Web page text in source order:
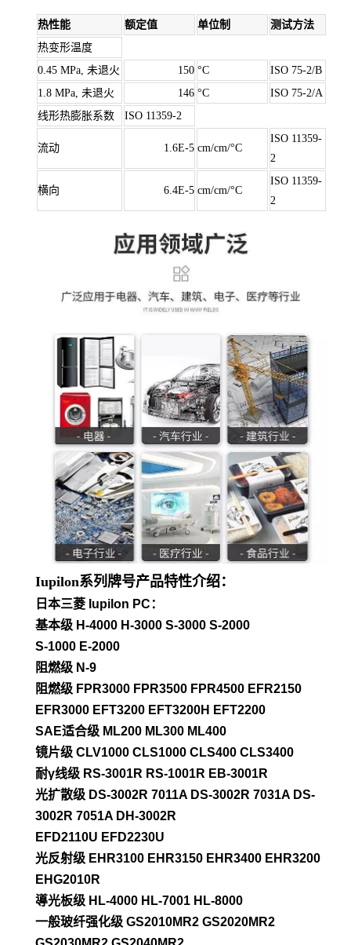
热性能 额定值 单位制
测试方法
热变形温度
0.45 MPa, 未退火
150 °C
ISO 75-2/B
1.8 MPa, 未退火
146 °C
ISO 75-2/A
线形热膨胀系数
ISO 11359-2
流动 1.6E-5 cm/cm/°C
ISO 11359-
2
横向 6.4E-5 cm/cm/°C
ISO 11359-
2
Iupilon系列牌号产品特性介绍：
日本三菱 Iupilon PC：
基本级 H-4000 H-3000 S-3000 S-2000
S-1000 E-2000
阻燃级 N-9
阻燃级 FPR3000 FPR3500 FPR4500 EFR2150
EFR3000 EFT3200 EFT3200H EFT2200
SAE适合级 ML200 ML300 ML400
镜片级 CLV1000 CLS1000 CLS400 CLS3400
耐γ线级 RS-3001R RS-1001R EB-3001R
光扩散级 DS-3002R 7011A DS-3002R 7031A DS-
3002R 7051A DH-3002R
EFD2110U EFD2230U
光反射级 EHR3100 EHR3150 EHR3400 EHR3200
EHG2010R
導光板级 HL-4000 HL-7001 HL-8000
一般玻纤强化级 GS2010MR2 GS2020MR2